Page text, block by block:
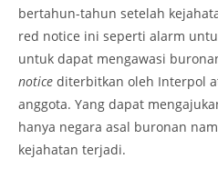
bertahun-tahun setelah
red notice ini seperti alarm
untuk dapat mengawasi
notice diterbitkan oleh Interpol
anggota. Yang dapat
hanya negara asal buronan
kejahatan terjadi.